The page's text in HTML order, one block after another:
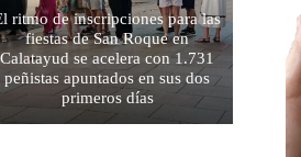
ritmo de inscripciones para las
fiestas de San Roque en
Calatayud se acelera con 1.731
peñistas apuntados en sus dos
primeros días